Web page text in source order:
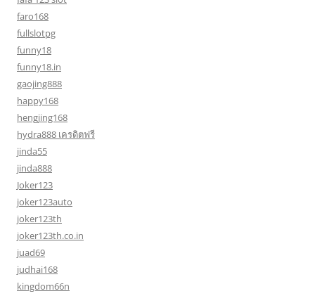
faro168
fullslotpg
funny18
funny18.in
gaojing888
happy168
hengjing168
hydra888 เครดิตฟรี
jinda55
jinda888
Joker123
joker123auto
joker123th
joker123th.co.in
juad69
judhai168
kingdom66n